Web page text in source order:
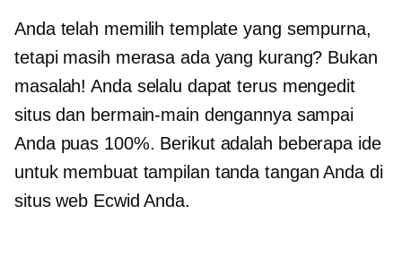
Anda telah memilih template yang sempurna,
tetapi masih merasa ada yang kurang? Bukan
masalah! Anda selalu dapat terus mengedit
situs dan bermain-main dengannya sampai
Anda puas 100%. Berikut adalah beberapa ide
untuk membuat tampilan tanda tangan Anda di
situs web Ecwid Anda.